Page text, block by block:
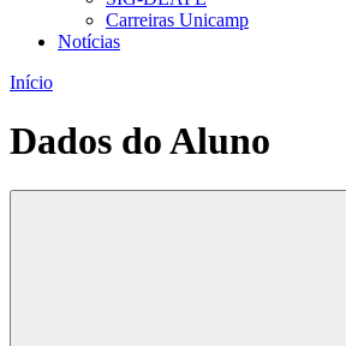
Carreiras Unicamp
Notícias
Início
Dados do Aluno